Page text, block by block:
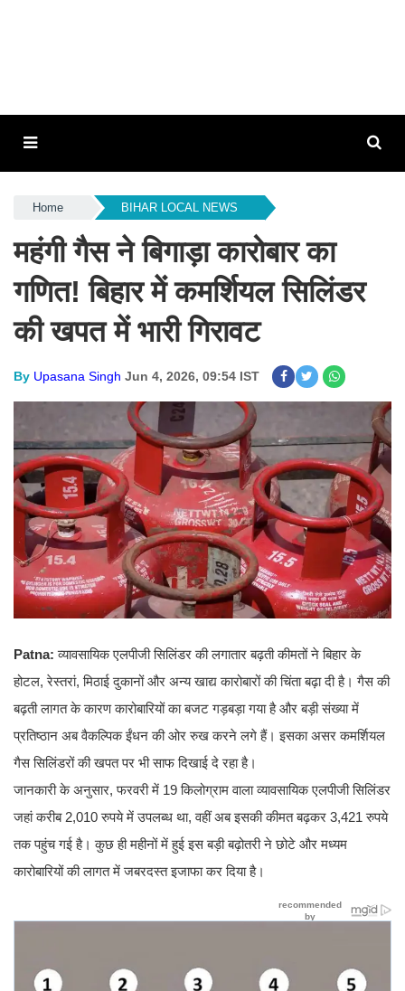
Home BIHAR LOCAL NEWS
महंगी गैस ने बिगाड़ा कारोबार का
गणित! बिहार में कमर्शियल सिलिंडर
की खपत में भारी गिरावट
By Upasana Singh Jun 4, 2026, 09:54 IST
Patna:व्यावसायिक एलपीजी सिलिंडर की लगातार बढ़ती कीमतों ने बिहार के
होटल, रेस्तरां, मिठाई दुकानों और अन्य खाद्य कारोबारों की चिंता बढ़ा दी है। गैस की
बढ़ती लागत के कारण कारोबारियों का बजट गड़बड़ा गया है और बड़ी संख्या में
प्रतिष्ठान अब वैकल्पिक ईंधन की ओर रुख करने लगे हैं। इसका असर कमर्शियल
गैस सिलिंडरों की खपत पर भी साफ दिखाई दे रहा है।
जानकारी के अनुसार, फरवरी में 19 किलोग्राम वाला व्यावसायिक एलपीजी सिलिंडर
जहां करीब 2,010 रुपये में उपलब्ध था, वहीं अब इसकी कीमत बढ़कर 3,421 रुपये
तक पहुंच गई है। कुछ ही महीनों में हुई इस बड़ी बढ़ोतरी ने छोटे और मध्यम
कारोबारियों की लागत में जबरदस्त इजाफा कर दिया है।